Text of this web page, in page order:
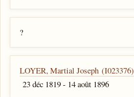
?
LOYER, Martial Joseph (I023376)
23 déc 1819 - 14 août 1896